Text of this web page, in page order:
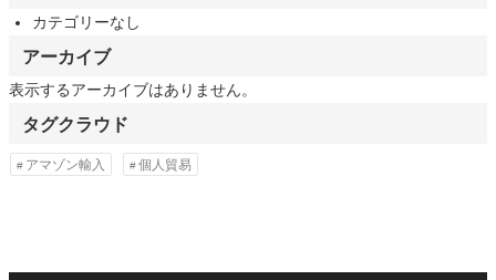
カテゴリーなし
アーカイブ
表示するアーカイブはありません。
タグクラウド
アマゾン輸入 個人貿易